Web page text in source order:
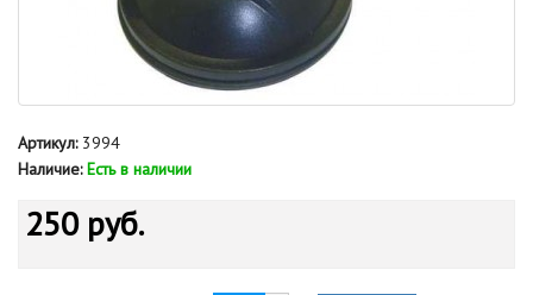
Артикул:3994
Наличие: Есть в наличии
250 руб.